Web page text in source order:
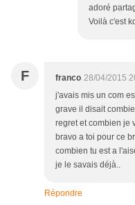
adoré
Voilà c'est
F franco 28/04/2015
j'avais mis un com
grave il disait
regret et combien je
bravo a toi pour ce
combien tu est a
je le savais déjà..
Répondre